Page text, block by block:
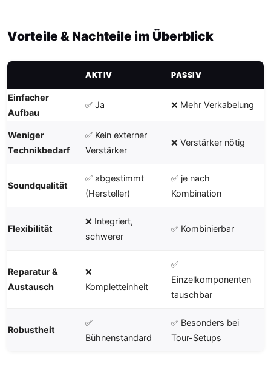
Vorteile & Nachteile im Überblick
AKTIV PASSIV
Einfacher
Aufbau
✅ Ja ❌ Mehr Verkabelung
Weniger
Technikbedarf
✅ Kein externer
Verstärker
❌ Verstärker nötig
Soundqualität
✅ abgestimmt
(Hersteller)
✅ je nach
Kombination
Flexibilität
❌ Integriert,
schwerer
✅ Kombinierbar
Reparatur &
Austausch
❌
Kompletteinheit
✅
Einzelkomponenten
tauschbar
Robustheit
✅
Bühnenstandard
✅ Besonders bei
Tour-Setups